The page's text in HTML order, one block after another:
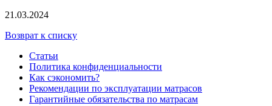
21.03.2024
Возврат к списку
Статьи
Политика конфиденциальности
Как сэкономить?
Рекомендации по эксплуатации матрасов
Гарантийные обязательства по матрасам